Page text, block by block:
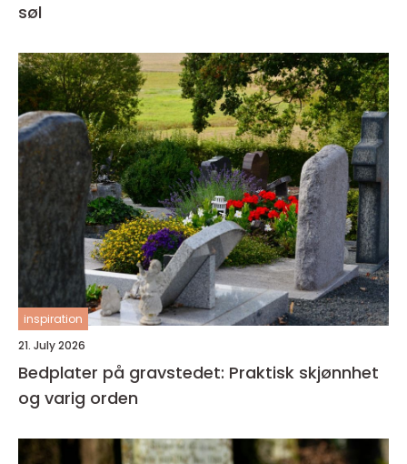
søl
inspiration
21. July 2026
Bedplater på gravstedet: Praktisk skjønnhet
og varig orden